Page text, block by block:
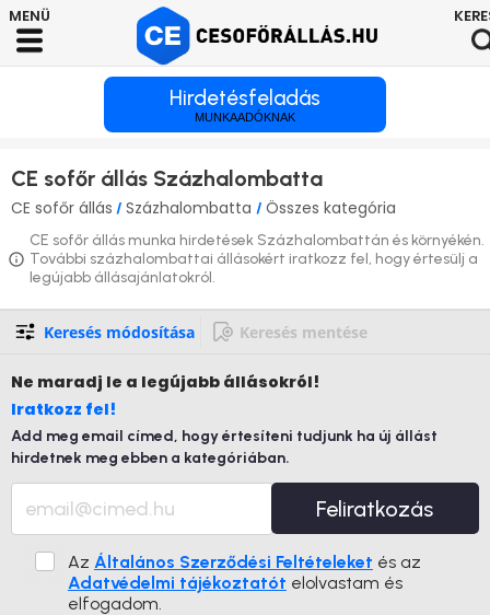
Hirdetésfeladás
MUNKAADÓKNAK
CE sofőr állás Százhalombatta
CE sofőr állás / Százhalombatta / Összes kategória
CE sofőr állás munka hirdetések Százhalombattán és környékén.
További százhalombattai állásokért iratkozz fel, hogy értesülj a
legújabb állásajánlatokról.
Keresés módosítása Keresés mentése
Ne maradj le a legújabb állásokról!
Iratkozz fel!
Add meg email címed, hogy értesíteni tudjunk ha új állást
hirdetnek meg ebben a kategóriában.
Feliratkozás
Az Általános Szerződési Feltételeket és az
Adatvédelmi tájékoztatót elolvastam és
elfogadom.